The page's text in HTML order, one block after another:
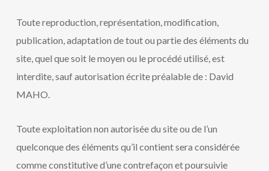
Toute reproduction, représentation, modification,
publication, adaptation de tout ou partie des éléments du
site, quel que soit le moyen ou le procédé utilisé, est
interdite, sauf autorisation écrite préalable de : David
MAHO.
Toute exploitation non autorisée du site ou de l’un
quelconque des éléments qu’il contient sera considérée
comme constitutive d’une contrefaçon et poursuivie